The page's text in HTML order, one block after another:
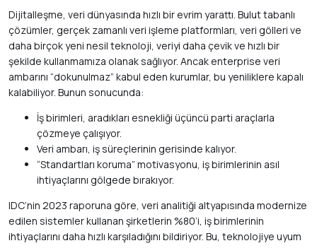
Dijitalleşme, veri dünyasında hızlı bir evrim yarattı. Bulut tabanlı
çözümler, gerçek zamanlı veri işleme platformları, veri gölleri ve
daha birçok yeni nesil teknoloji, veriyi daha çevik ve hızlı bir
şekilde kullanmamıza olanak sağlıyor. Ancak enterprise veri
ambarını “dokunulmaz” kabul eden kurumlar, bu yeniliklere kapalı
kalabiliyor. Bunun sonucunda:
İş birimleri, aradıkları esnekliği üçüncü parti araçlarla
çözmeye çalışıyor.
Veri ambarı, iş süreçlerinin gerisinde kalıyor.
“Standartları koruma” motivasyonu, iş birimlerinin asıl
ihtiyaçlarını gölgede bırakıyor.
IDC’nin 2023 raporuna göre, veri analitiği altyapısında modernize
edilen sistemler kullanan şirketlerin %80’i, iş birimlerinin
ihtiyaçlarını daha hızlı karşıladığını bildiriyor. Bu, teknolojiye uyum